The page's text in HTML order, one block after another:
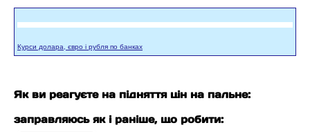
Курси долара, євро і рубля по банках
Як ви реагуєте на підняття цін на пальне:
заправляюсь як і раніше, що робити: